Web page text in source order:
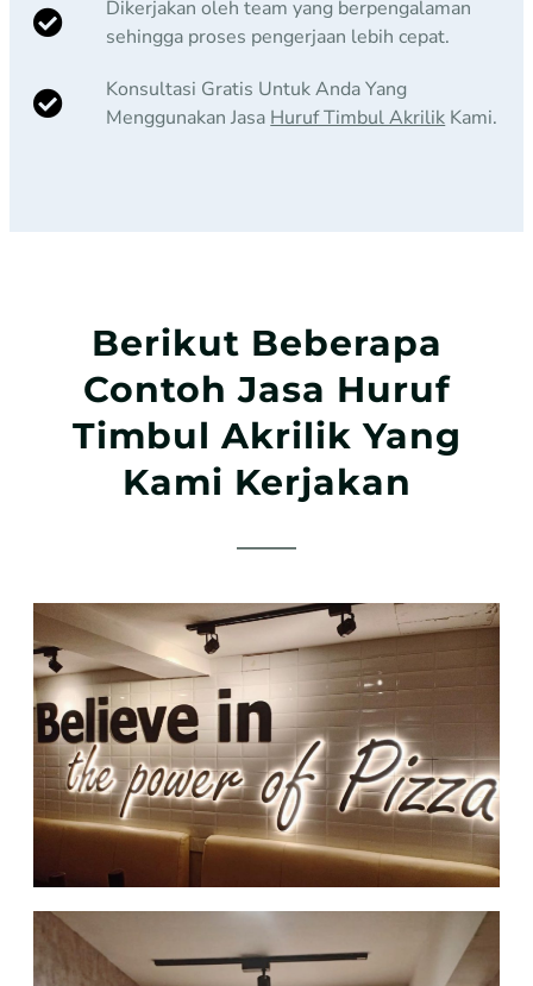
Dikerjakan oleh team yang berpengalaman
sehingga proses pengerjaan lebih cepat.
Konsultasi Gratis Untuk Anda Yang
Menggunakan Jasa Huruf Timbul Akrilik Kami.
Berikut Beberapa
Contoh Jasa Huruf
Timbul Akrilik Yang
Kami Kerjakan